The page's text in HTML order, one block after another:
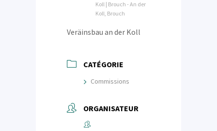
Koll | Brouch - An der
Koll, Brouch
Veräinsbau an der Koll
CATÉGORIE
Commissions
ORGANISATEUR